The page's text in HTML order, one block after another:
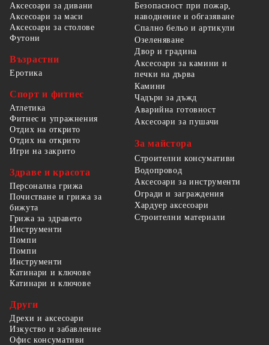
Аксесоари за дивани
Аксесоари за маси
Аксесоари за столове
Футони
Възрастни
Еротика
Спорт и фитнес
Атлетика
Фитнес и упражнения
Отдих на открито
Отдих на открито
Игри на закрито
Здраве и красота
Персонална грижа
Почистване и грижа за
бижута
Грижа за здравето
Безопасност при пожар,
наводнение и обгазяване
Спално бельо и артикули
Озеленяване
Двор и градина
Аксесоари за камини и
печки на дърва
Камини
Чадъри за дъжд
Аварийна готовност
Аксесоари за пушачи
За майстора
Строителни консумативи
Водопровод
Аксесоари за инструменти
Огради и заграждения
Хардуер аксесоари
Строителни материали
Инструменти
Помпи
Помпи
Инструменти
Катинари и ключове
Катинари и ключове
Други
Дрехи и аксесоари
Изкуство и забавление
Офис консумативи